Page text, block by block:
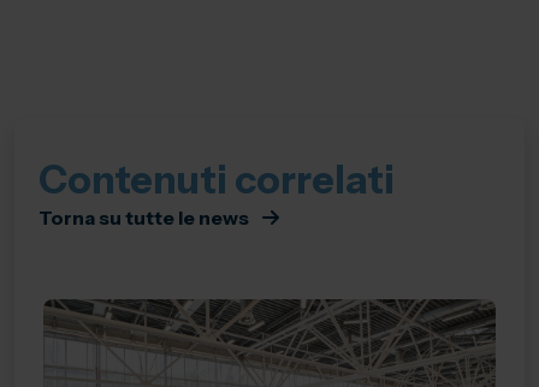
Contenuti correlati
Torna su tutte le news